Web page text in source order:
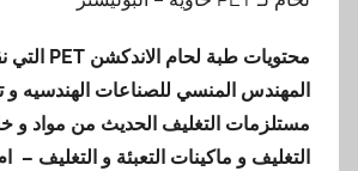
محتويات طبة لحام الاندكشن PET التي
المهندس المنسي للصناعات الهندسيه و
مستلزمات التغليف الحديث من مواد و
التغليف و ماكينات التعبئة و التغليف –